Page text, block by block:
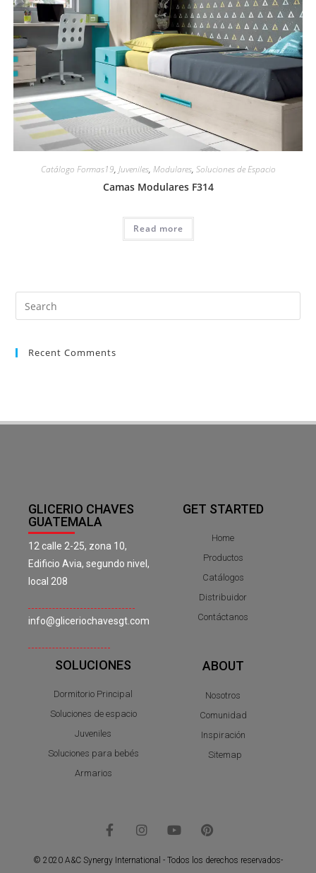
Catálogo Formas19, Juveniles, Modulares, Soluciones de Espacio
Camas Modulares F314
Read more
Recent Comments
GLICERIO CHAVES
GUATEMALA
12 calle 2-25, zona 10,
Edificio Avia, segundo nivel,
local 208
info@gliceriochavesgt.com
GET STARTED
Home
Productos
Catálogos
Distribuidor
Contáctanos
SOLUCIONES
Dormitorio Principal
Soluciones de espacio
Juveniles
Soluciones para bebés
Armarios
ABOUT
Nosotros
Comunidad
Inspiración
Sitemap
© 2020 A&C Synergy International - Todos los derechos reservados-